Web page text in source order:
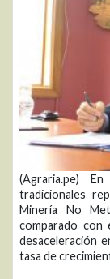
(Agraria.pe)
tradicionales
Minería No
comparado con
desaceleración
tasa de